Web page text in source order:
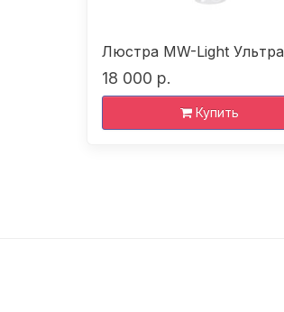
Люстра MW-Light Ультра
18 000 р.
Купить